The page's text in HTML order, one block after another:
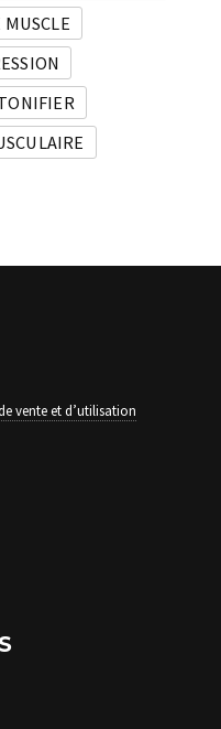
MUSCLE
vente et d’utilisation